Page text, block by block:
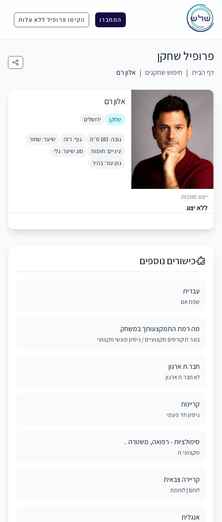
התחברו הקימו פרופיל ללא עלות
פרופיל שחקן
דף הבית | חיפוש שחקנים | אלון רם
ייצוג סוכנות
ללא יצוג
אלון רם
שחקן ירושלים
גובה: 183 ס״מ גוף: רזה
שיער: שחור
עיניים: חומות
סוג שיער: גלי
גוון עור: בהיר
כישורים נוספים
עברית
שפת אם
מה רמת התמקצעותך במשחק
בוגר.ת קורסים מקצועיים / ניסיון מעשי מקצועי
חבר.ת ארגון
לא חבר.ת ארגון
קריינות
ניסיון חד פעמי
סימולציות - רפואה, משטרה ..
מקצועי.ת
קריירה צבאית
לוחם | לוחמת
אנגלית